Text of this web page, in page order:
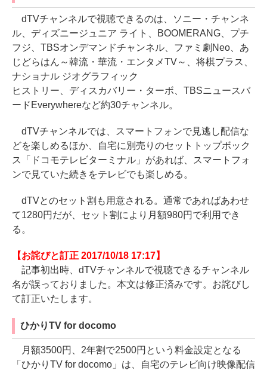
dTVチャンネルで視聴できるのは、ソニー・チャンネ
ル、ディズニージュニア ライト、BOOMERANG、プチ
フジ、TBSオンデマンドチャンネル、ファミ劇Neo、あ
じどらはん～韓流・華流・エンタメTV～、将棋プラス、
ナショナル ジオグラフィック
ヒストリー、ディスカバリー・ターボ、TBSニュースバ
ードEverywhereなど約30チャンネル。
dTVチャンネルでは、スマートフォンで見逃し配信な
どを楽しめるほか、自宅に別売りのセットトップボック
ス「ドコモテレビターミナル」があれば、スマートフォ
ンで見ていた続きをテレビでも楽しめる。
dTVとのセット割も用意される。通常であればあわせ
て1280円だが、セット割により月額980円で利用でき
る。
【お詫びと訂正 2017/10/18 17:17】
記事初出時、dTVチャンネルで視聴できるチャンネル
名が誤っておりました。本文は修正済みです。お詫びし
て訂正いたします。
ひかりTV for docomo
月額3500円、2年割で2500円という料金設定となる
「ひかりTV for docomo」は、自宅のテレビ向け映像配信